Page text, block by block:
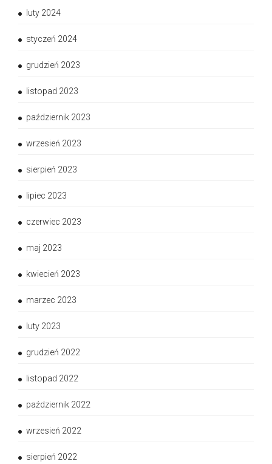
luty 2024
styczeń 2024
grudzień 2023
listopad 2023
październik 2023
wrzesień 2023
sierpień 2023
lipiec 2023
czerwiec 2023
maj 2023
kwiecień 2023
marzec 2023
luty 2023
grudzień 2022
listopad 2022
październik 2022
wrzesień 2022
sierpień 2022